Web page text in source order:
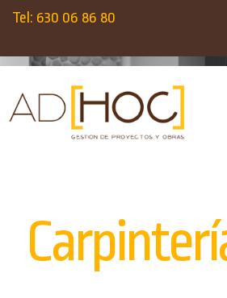
Tel: 630 06 86 80